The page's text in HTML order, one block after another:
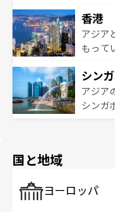
とつ。
ひ現地
が旅行
参照し
の活気
帯で自
いビー
激する
が待っ
た文化
香港
アジア
もって
み、ど
ており
うな絶
シン
アジア
シンガ
で、ホ
国と地域
ヨーロッパ